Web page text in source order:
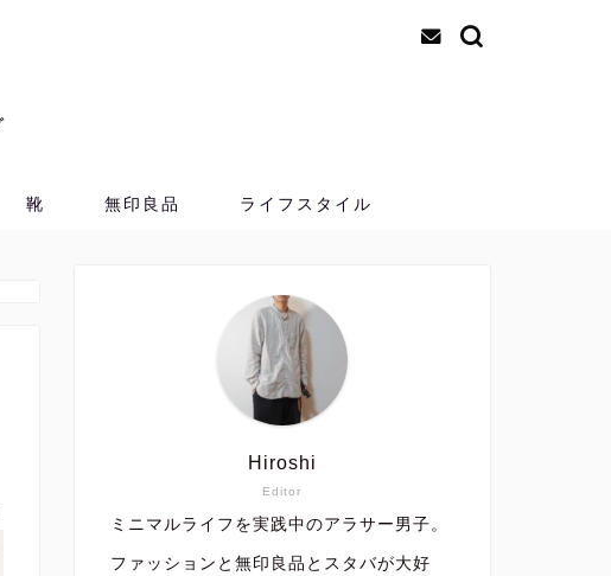
靴 無印良品 ライフスタイル
Editor
Hiroshi
ミニマルライフを実践中のアラサー男子。
ファッションと無印良品とスタバが大好